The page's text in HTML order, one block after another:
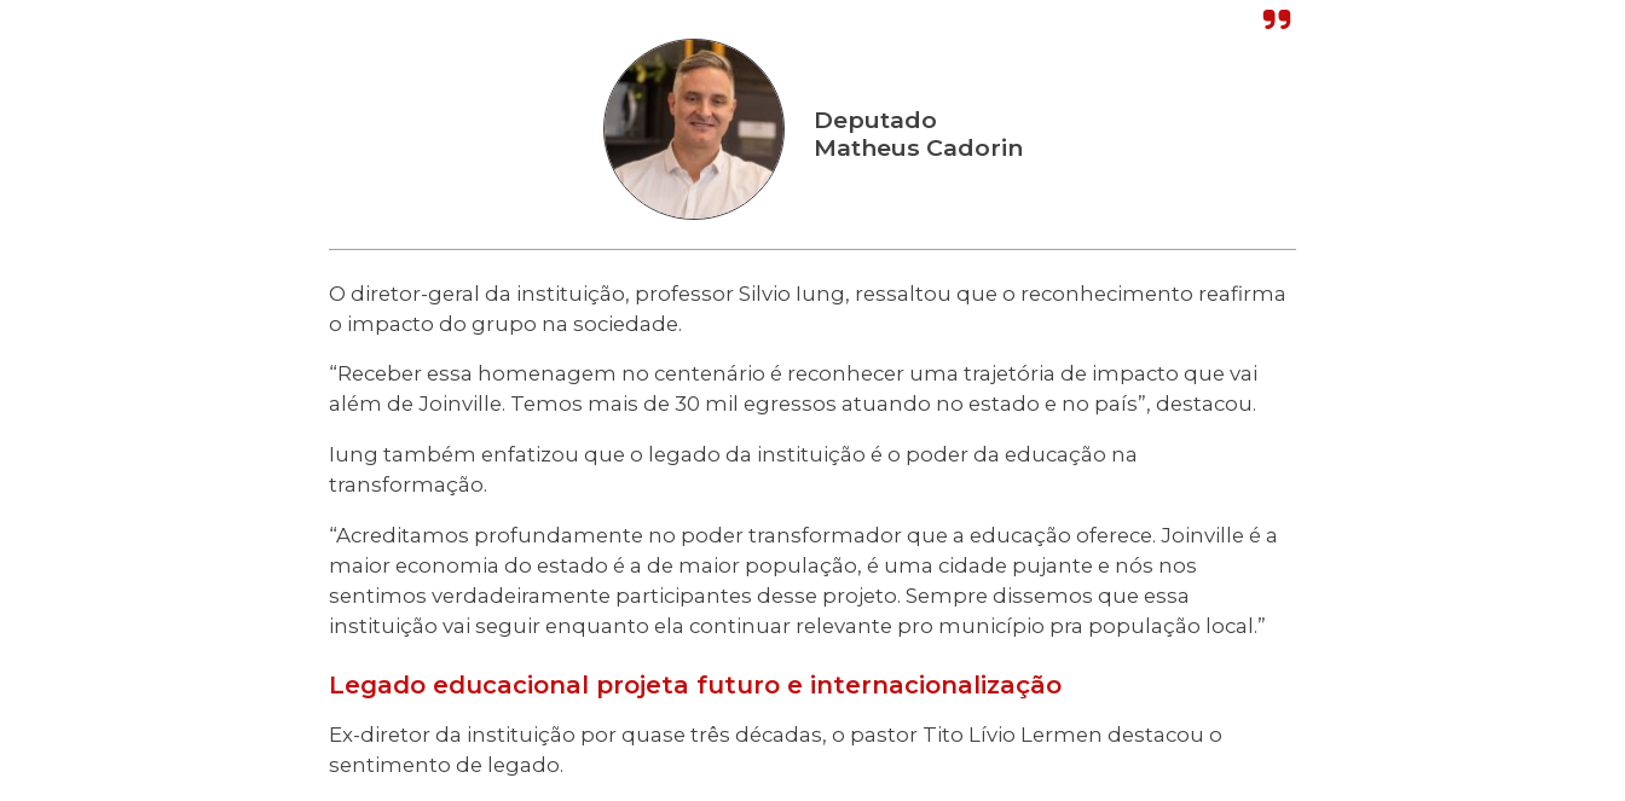
Deputado
Matheus Cadorin
O diretor-geral da instituição, professor Silvio Iung, ressaltou que o reconhecimento reafirma
o impacto do grupo na sociedade.
“Receber essa homenagem no centenário é reconhecer uma trajetória de impacto que vai
além de Joinville. Temos mais de 30 mil egressos atuando no estado e no país”, destacou.
Iung também enfatizou que o legado da instituição é o poder da educação na
transformação.
“Acreditamos profundamente no poder transformador que a educação oferece. Joinville é a
maior economia do estado é a de maior população, é uma cidade pujante e nós nos
sentimos verdadeiramente participantes desse projeto. Sempre dissemos que essa
instituição vai seguir enquanto ela continuar relevante pro município pra população local.”
Legado educacional projeta futuro e internacionalização
Ex-diretor da instituição por quase três décadas, o pastor Tito Lívio Lermen destacou o
sentimento de legado.